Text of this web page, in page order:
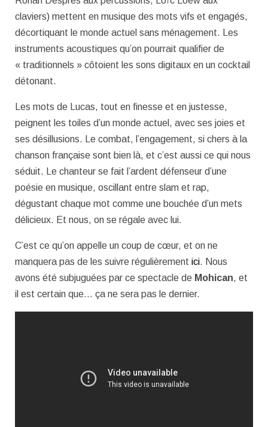
claviers) mettent en musique des mots vifs et engagés,
décortiquant le monde actuel sans ménagement. Les
instruments acoustiques qu’on pourrait qualifier de
« traditionnels » côtoient les sons digitaux en un cocktail
détonant.
Les mots de Lucas, tout en finesse et en justesse,
peignent les toiles d’un monde actuel, avec ses joies et
ses désillusions. Le combat, l’engagement, si chers à la
chanson française sont bien là, et c’est aussi ce qui nous
séduit. Le chanteur se fait l’ardent défenseur d’une
poésie en musique, oscillant entre slam et rap,
dégustant chaque mot comme une bouchée d’un mets
délicieux. Et nous, on se régale avec lui.
C’est ce qu’on appelle un coup de cœur, et on ne
manquera pas de les suivre régulièrement ici. Nous
avons été subjuguées par ce spectacle de Mohican, et
il est certain que… ça ne sera pas le dernier.